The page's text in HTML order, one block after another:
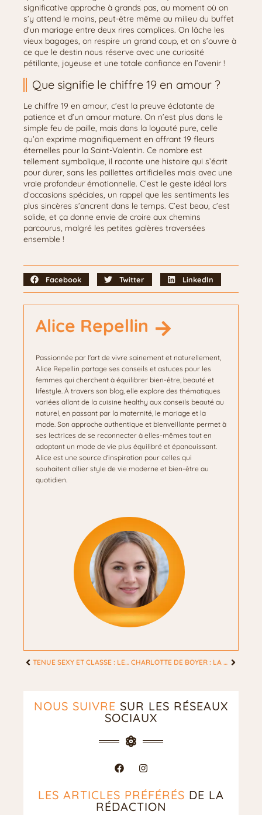
significative approche à grands pas, au moment où on
s’y attend le moins, peut-être même au milieu du buffet
d’un mariage entre deux rires complices. On lâche les
vieux bagages, on respire un grand coup, et on s’ouvre à
ce que le destin nous réserve avec une curiosité
pétillante, joyeuse et une totale confiance en l’avenir !
Que signifie le chiffre 19 en amour ?
Le chiffre 19 en amour, c’est la preuve éclatante de
patience et d’un amour mature. On n’est plus dans le
simple feu de paille, mais dans la loyauté pure, celle
qu’on exprime magnifiquement en offrant 19 fleurs
éternelles pour la Saint-Valentin. Ce nombre est
tellement symbolique, il raconte une histoire qui s’écrit
pour durer, sans les paillettes artificielles mais avec une
vraie profondeur émotionnelle. C’est le geste idéal lors
d’occasions spéciales, un rappel que les sentiments les
plus sincères s’ancrent dans le temps. C’est beau, c’est
solide, et ça donne envie de croire aux chemins
parcourus, malgré les petites galères traversées
ensemble !
Facebook Twitter LinkedIn
Alice Repellin
Passionnée par l’art de vivre sainement et naturellement,
Alice Repellin partage ses conseils et astuces pour les
femmes qui cherchent à équilibrer bien-être, beauté et
lifestyle. À travers son blog, elle explore des thématiques
variées allant de la cuisine healthy aux conseils beauté au
naturel, en passant par la maternité, le mariage et la
mode. Son approche authentique et bienveillante permet à
ses lectrices de se reconnecter à elles-mêmes tout en
adoptant un mode de vie plus équilibré et épanouissant.
Alice est une source d’inspiration pour celles qui
souhaitent allier style de vie moderne et bien-être au
quotidien.
TENUE SEXY ET CLASSE : LES 7 ASTUCES POUR UN STYLE ÉLÉGANT CHARLOTTE DE BOYER : LA MÉTHODE DOUCE CONTRE L’ANXIÉTÉ AU TRAVAIL
NOUS SUIVRE SUR LES RÉSEAUX
SOCIAUX
LES ARTICLES PRÉFÉRÉS DE LA
RÉDACTION